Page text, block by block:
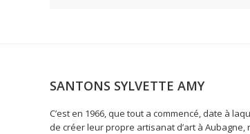
SANTONS SYLVETTE AMY
C’est en 1966, que tout a commencé, date à
de créer leur propre artisanat d’art à Aubagne,